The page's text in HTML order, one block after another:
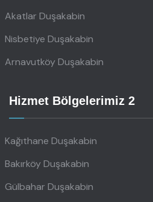
Akatlar Duşakabin
Nisbetiye Duşakabin
Arnavutköy Duşakabin
Hizmet Bölgelerimiz 2
Kağıthane Duşakabin
Bakırköy Duşakabin
Gülbahar Duşakabin